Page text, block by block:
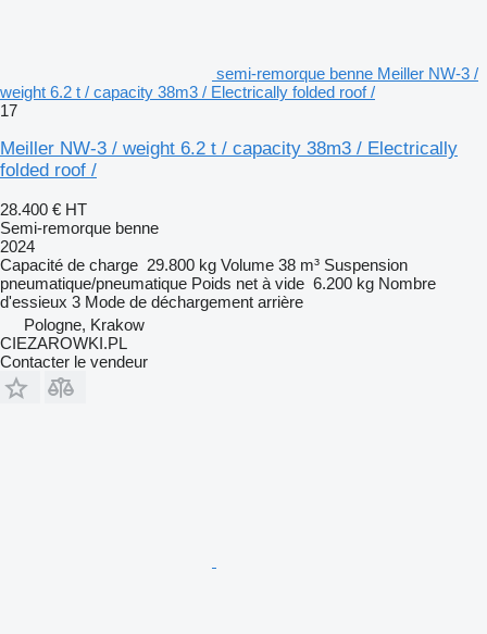
semi-remorque benne Meiller NW-3 /
weight 6.2 t / capacity 38m3 / Electrically folded roof /
17
Meiller NW-3 / weight 6.2 t / capacity 38m3 / Electrically
folded roof /
28.400 € HT
Semi-remorque benne
2024
Capacité de charge 29.800 kg Volume 38 m³ Suspension
pneumatique/pneumatique Poids net à vide 6.200 kg Nombre
d'essieux 3 Mode de déchargement arrière
Pologne, Krakow
CIEZAROWKI.PL
Contacter le vendeur